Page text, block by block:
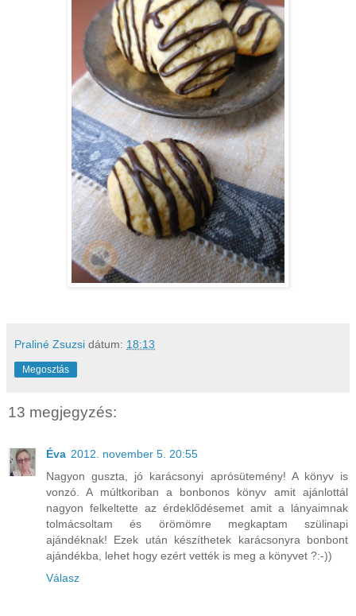
Praliné Zsuzsi dátum: 18:13
Megosztás
13 megjegyzés:
Éva 2012. november 5. 20:55
Nagyon guszta, jó karácsonyi aprósütemény! A könyv is
vonzó. A múltkoriban a bonbonos könyv amit ajánlottál
nagyon felkeltette az érdeklődésemet amit a lányaimnak
tolmácsoltam és örömömre megkaptam szülinapi
ajándéknak! Ezek után készíthetek karácsonyra bonbont
ajándékba, lehet hogy ezért vették is meg a könyvet ?:-))
Válasz